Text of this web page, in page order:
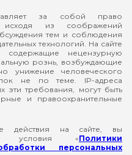
за собой право
исходя из соображений
тем и соблюдения
технологий. На сайте
содержащие нецензурную
рознь, возбуждающие
унижение человеческого
не по теме. IP-адреса
эти требования, могут быть
и правоохранительные
действия на сайте, вы
условия «Политики
персональных